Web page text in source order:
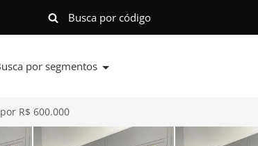
por segmentos
R$ 600.000